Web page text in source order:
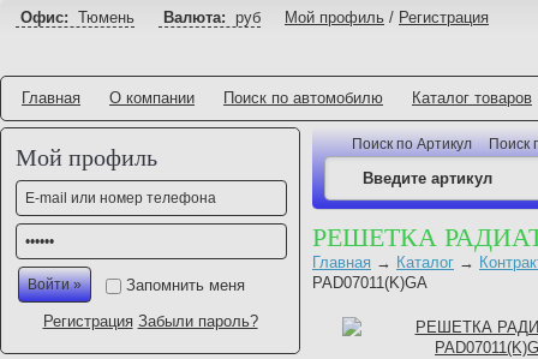
Офис: Тюмень Валюта: руб Мой профиль / Регистрация
Главная О компании Поиск по автомобилю Каталог товаров
Мой профиль
Запомнить меня
Регистрация Забыли пароль?
Поиск по Артикул Поиск
РЕШЕТКА
Главная → Каталог →
PAD07011(K)GA